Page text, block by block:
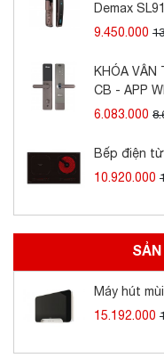
Demax
9.450.000
KHÓA VÂN
CB - APP
6.083.000
Bếp điện
10.920.000
Máy hút
15.192.000